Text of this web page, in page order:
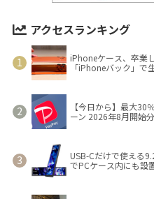
アクセスランキング
iPhoneケース、卒業
「iPhoneバック」で
【今日から】最大30
ーン 2026年8月開始分
USB-Cだけで使える
でPCケース内にも設